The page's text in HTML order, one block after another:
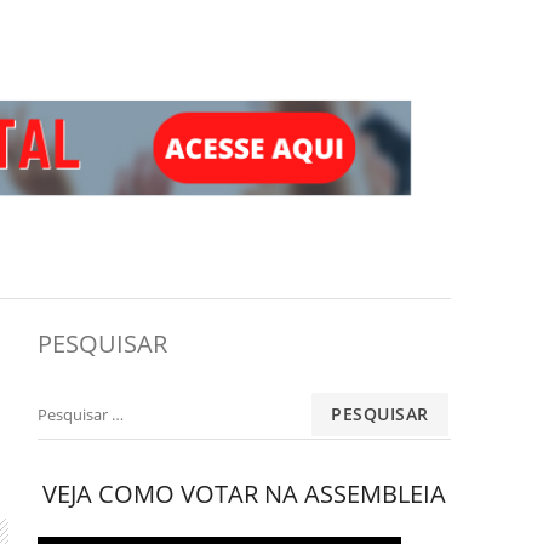
PESQUISAR
Pesquisar
VEJA COMO VOTAR NA ASSEMBLEIA